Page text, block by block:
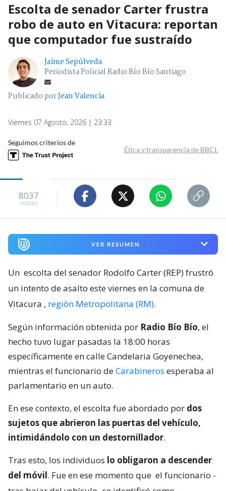
Escolta de senador Carter frustra
robo de auto en Vitacura: reportan
que computador fue sustraído
Jaime Sepúlveda
Periodista Policial Radio Bío Bío Santiago
Publicado porJean Valencia
Viernes 07 Agosto, 2026 | 23:33
Seguimos criterios de
Ética y transparencia de BBCL
8037
visitas
VER RESUMEN
Un escolta del senador Rodolfo Carter (REP) frustró
un intento de asalto este viernes en la comuna de
Vitacura , región Metropolitana (RM).
Según información obtenida por Radio Bío Bío, el
hecho tuvo lugar pasadas la 18:00 horas
específicamente en calle Candelaria Goyenechea,
mientras el funcionario deCarabineros esperaba al
parlamentario en un auto.
En ese contexto, el escolta fue abordado por dos
sujetos que abrieron las puertas del vehículo,
intimidándolo con un destornillador.
Tras esto, los individuos lo obligaron a descender
del móvil. Fue en ese momento que el funcionario -